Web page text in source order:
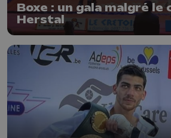
Boxe : un gala malgré le
Herstal